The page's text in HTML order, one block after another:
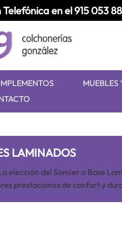
en el915 053
MUEBLES
LAMINADOS
elección del Somier o Base
prestaciones de confort y